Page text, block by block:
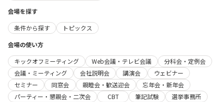
会場を探す
条件から探す
トピックス
会場の使い方
キックオフミーティング
Web会議・テレビ会議
分科会・定例会
会議・ミーティング
会社説明会 講演会
ウェビナー
セミナー
同窓会 親睦会・歓送迎会
忘年会・新年会
パーティー・懇親会・二次会
CBT 筆記試験
選挙事務所